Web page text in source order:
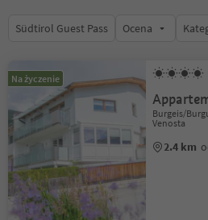
Südtirol Guest Pass Ocena
Na życzenie
Burgeis/
Venosta
2.4 km